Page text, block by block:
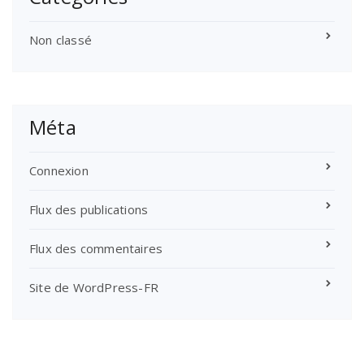
Non classé
Méta
Connexion
Flux des publications
Flux des commentaires
Site de WordPress-FR